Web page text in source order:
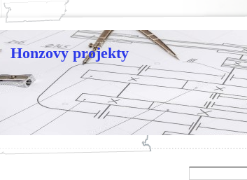
Honzovy projekty